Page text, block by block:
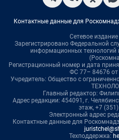
Контактные данные для
Сетевое
Зарегистрировано Федеральной
информационных
Регистрационный номер и дата
ФС 77– 84676 от
Учредитель: Общество с
Главный редактор:
Адрес редакции: 454091, г.
этаж, +7
Электронный адрес
Контактные данные для
Техподдержка: